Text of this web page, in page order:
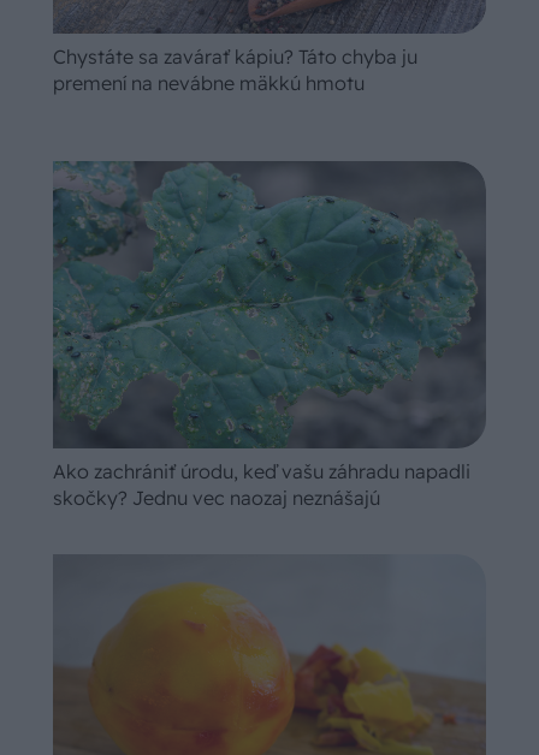
Chystáte sa zavárať kápiu? Táto chyba ju
premení na nevábne mäkkú hmotu
Ako zachrániť úrodu, keď vašu záhradu napadli
skočky? Jednu vec naozaj neznášajú